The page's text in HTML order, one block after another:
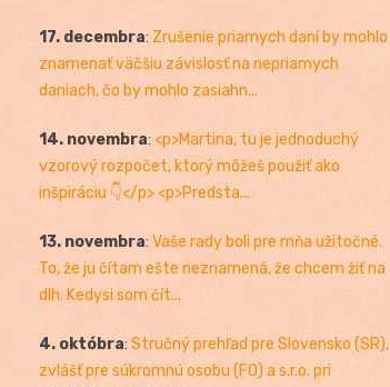
17. decembra: Zrušenie priamych daní by mohlo
znamenať väčšiu závislosť na nepriamych
daniach, čo by mohlo zasiahn...
14. novembra: <p>Martina, tu je jednoduchý
vzorový rozpočet, ktorý môžeš použiť ako
inšpiráciu 👇</p> <p>Predsta...
13. novembra: Vaše rady boli pre mňa užitočné.
To, že ju čítam ešte neznamená, že chcem žiť na
dlh. Kedysi som čít...
4. októbra: Stručný prehľad pre Slovensko (SR),
zvlášť pre súkromnú osobu (FO) a s.r.o. pri